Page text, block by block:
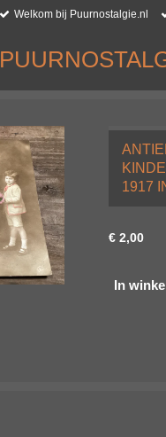
Welkom bij Puurnostalgie.nl
1917
€ 2,00
In